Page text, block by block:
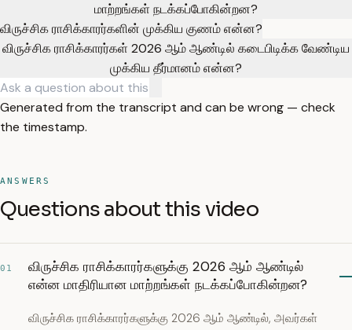
மாற்றங்கள் நடக்கப்போகின்றன?
விருச்சிக ராசிக்காரர்களின் முக்கிய குணம் என்ன?
விருச்சிக ராசிக்காரர்கள் 2026 ஆம் ஆண்டில் கடைபிடிக்க வேண்டிய
முக்கிய தீர்மானம் என்ன?
Generated from the transcript and can be wrong — check
the timestamp.
ANSWERS
Questions about this video
01
விருச்சிக ராசிக்காரர்களுக்கு 2026 ஆம் ஆண்டில்
என்ன மாதிரியான மாற்றங்கள் நடக்கப்போகின்றன?
விருச்சிக ராசிக்காரர்களுக்கு 2026 ஆம் ஆண்டில், அவர்கள்